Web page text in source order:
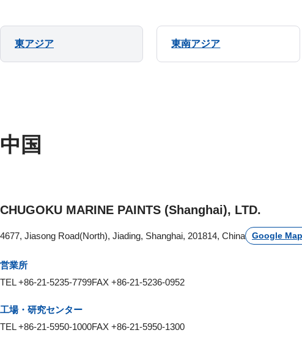
東アジア 東南アジア
中国
CHUGOKU MARINE PAINTS (Shanghai), LTD.
4677, Jiasong Road(North), Jiading, Shanghai, 201814, China Google Map
営業所
TEL +86-21-5235-7799FAX +86-21-5236-0952
工場・研究センター
TEL +86-21-5950-1000FAX +86-21-5950-1300